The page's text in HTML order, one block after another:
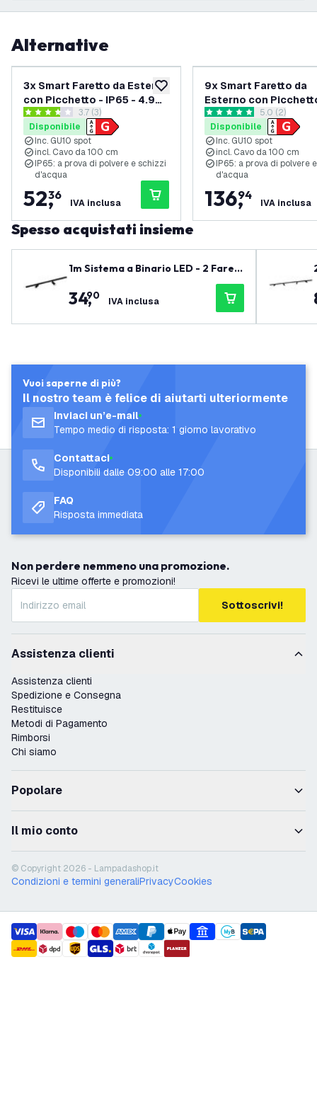
Alternative
aggiungi alla lista desideri
3x Smart Faretto da Esterno
con Picchetto - IP65 - 4.9W
- RGB+CCT - 1M Cavo -
Aluminio
apri il cassetto delle recensioni
3.7 stelle di valutazione
3.7 (3)
Disponibile
Inc. GU10 spot
incl. Cavo da 100 cm
IP65: a prova di polvere e schizzi
d'acqua
52,
36
IVA inclusa
9x Smart Faretto da
Esterno con
IP65 - 4.9W -
Cavo - Aluminio
apri il
5 stelle di valutazione
5.0 (2)
Disponibile
Inc. GU10 spot
incl. Cavo da 100 cm
IP65: a prova di polvere
d'acqua
136,
94
IVA inclusa
Spesso acquistati insieme
1m Sistema a Binario LED - 2 Farett
i GU10 - Dimmerabile - Binario Mon
ofase - Nero
34,
90 IVA inclusa
Vuoi saperne di più?
Il nostro team è felice di aiutarti ulteriormente
Inviaci un’e-mail
Tempo medio di risposta: 1 giorno lavorativo
Contattaci
Disponibili dalle 09:00 alle 17:00
FAQ
Risposta immediata
Non perdere nemmeno una promozione.
Ricevi le ultime offerte e promozioni!
Sottoscrivi!
Assistenza clienti
Assistenza clienti
Spedizione e Consegna
Restituisce
Metodi di Pagamento
Rimborsi
Chi siamo
Popolare
Il mio conto
© Copyright 2026 - Lampadashop.it
Condizioni e termini generaliPrivacyCookies
payment methods
shipment methods